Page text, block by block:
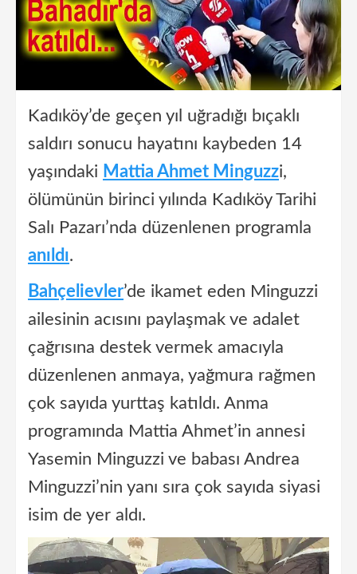
Kadıköy’de geçen yıl uğradığı bıçaklı
saldırı sonucu hayatını kaybeden 14
yaşındaki Mattia Ahmet Minguzzi,
ölümünün birinci yılında Kadıköy Tarihi
Salı Pazarı’nda düzenlenen programla
anıldı.
Bahçelievler’de ikamet eden Minguzzi
ailesinin acısını paylaşmak ve adalet
çağrısına destek vermek amacıyla
düzenlenen anmaya, yağmura rağmen
çok sayıda yurttaş katıldı. Anma
programında Mattia Ahmet’in annesi
Yasemin Minguzzi ve babası Andrea
Minguzzi’nin yanı sıra çok sayıda siyasi
isim de yer aldı.